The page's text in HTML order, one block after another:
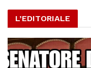
L’EDITORIALE